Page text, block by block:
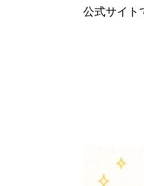
公式サイト